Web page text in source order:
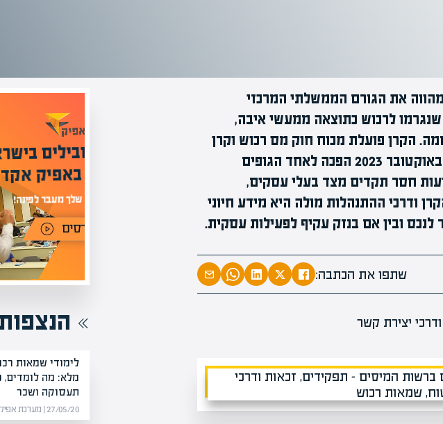
את הגורם הממשלתי המרכזי
שנגרמו לרכוש כתוצאה ממעשי איבה,
הקרן פועלת מכוח חוק מס רכוש וקרן
פיצויים, ובמהלך מלחמת חרבות ברזל שפרצה באוקטובר 2023 הפכה לאחד הגופים
חסר תקדים מצד בעלי עסקים,
ודרכי ההתנהלות מולה היא מידע חיוני
לנכס ובין אם בנזק עקיף לפעילות עסקית.
שתפו את הכתבה:
המרצים המובילים בישראל
מחכים לכם באפיק אקדמי
הקריירה החדשה שלך מעבר לפינה!
לימודי שמאות
מלא: מה לומדים,
תעסוקה ושכר
27/05/20 | מערכת אפיק